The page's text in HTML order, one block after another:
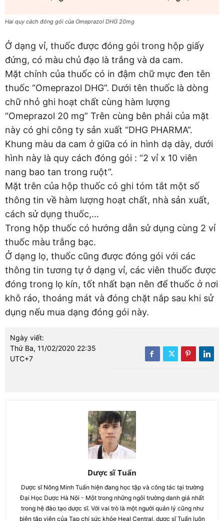
Hai quy cách đóng gói của Omeprazol DHG 20mg
Ở dạng vỉ, thuốc được đóng gói trong hộp giấy
đứng, có màu chủ đạo là trắng và da cam.
Mặt chính của thuốc có in đậm chữ mực đen tên
thuốc “Omeprazol DHG”. Dưới tên thuốc là dòng
chữ nhỏ ghi hoạt chất cùng hàm lượng
“Omeprazol 20 mg” Trên cùng bên phải của mặt
này có ghi công ty sản xuất “DHG PHARMA”.
Khung màu da cam ở giữa có in hình dạ dày, dưới
hình này là quy cách đóng gói : “2 vỉ x 10 viên
nang bao tan trong ruột”.
Mặt trên của hộp thuốc có ghi tóm tắt một số
thông tin về hàm lượng hoạt chất, nhà sản xuất,
cách sử dụng thuốc,…
Trong hộp thuốc có hướng dẫn sử dụng cùng 2 vỉ
thuốc màu trắng bạc.
Ở dạng lọ, thuốc cũng được đóng gói với các
thông tin tương tự ở dạng vỉ, các viên thuốc được
đóng trong lọ kín, tốt nhất bạn nên để thuốc ở nơi
khô ráo, thoáng mát và đóng chặt nắp sau khi sử
dụng nếu mua dạng đóng gói này.
Ngày viết:
Thứ Ba, 11/02/2020 22:35
UTC+7
Dược sĩ Tuấn
Dược sĩ Nông Minh Tuấn hiện đang học tập và công tác tại trường
Đại Học Dược Hà Nội - Một trong những ngôi trường danh giá nhất
trong hệ đào tạo dược sĩ. Với vai trò là một người quản lý cũng như
biên tập viên của Tạp chí sức khỏe Heal Central, dược sĩ Tuấn luôn